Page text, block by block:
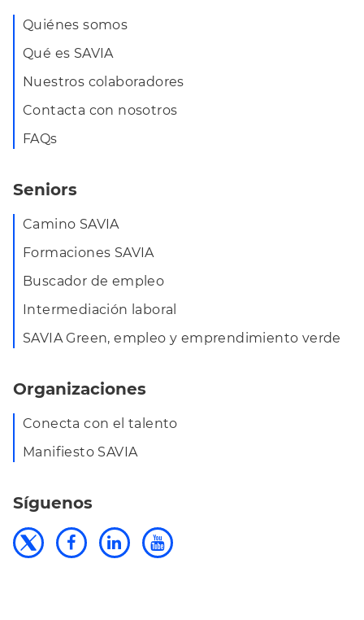
Quiénes somos
Qué es SAVIA
Nuestros colaboradores
Contacta con nosotros
FAQs
Seniors
Camino SAVIA
Formaciones SAVIA
Buscador de empleo
Intermediación laboral
SAVIA Green, empleo y emprendimiento verde
Organizaciones
Conecta con el talento
Manifiesto SAVIA
Síguenos